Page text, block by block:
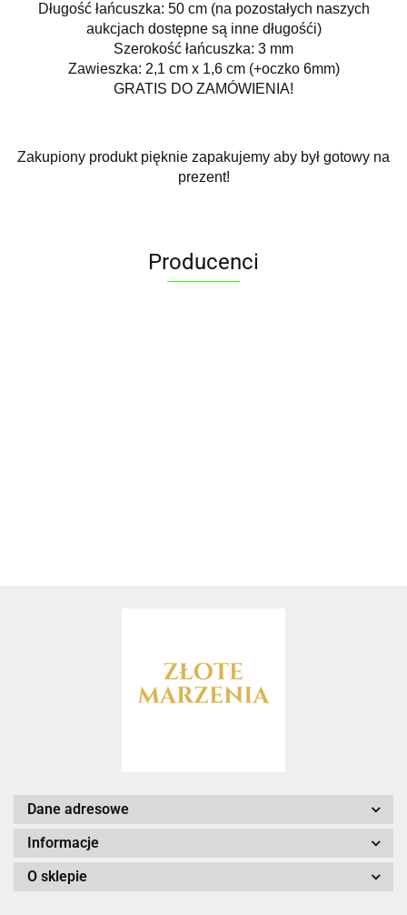
Długość łańcuszka: 50 cm (na pozostałych naszych
aukcjach dostępne są inne długośći)
Szerokość łańcuszka: 3 mm
Zawieszka: 2,1 cm x 1,6 cm (+oczko 6mm)
GRATIS DO ZAMÓWIENIA!
Zakupiony produkt pięknie zapakujemy aby był gotowy na
prezent!
Producenci
Dane adresowe
Informacje
O sklepie